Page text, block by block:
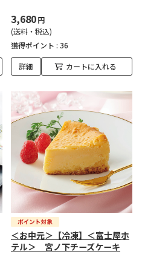
3,680円
(送料・税込)
獲得ポイント : 36
詳細 カートに入れる
＜お中元＞【冷凍】＜富士屋ホ
テル＞ 宮ノ下チーズケーキ